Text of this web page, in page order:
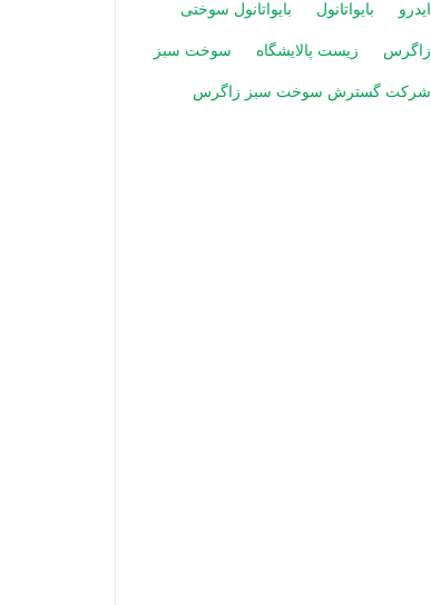
ایدرو بایواتانول بایواتانول سوختی
زاگرس زیست پالایشگاه سوخت سبز
شرکت گسترش سوخت سبز زاگرس